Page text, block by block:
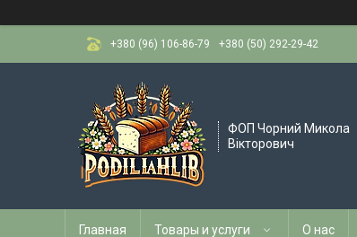
+380 (96) 106-86-79 +380 (50) 292-29-42
ФОП Чорний Микола
Вікторович
Главная Товары и услуги О нас